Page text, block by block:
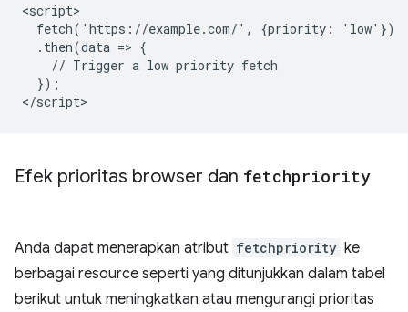
<script>
  fetch('https://example.com/', {priority: 'low'})
  .then(data => {
    // Trigger a low priority fetch
  });
Efek prioritas browser dan fetchpriority
Anda dapat menerapkan atribut fetchpriority ke
berbagai resource seperti yang ditunjukkan dalam tabel
berikut untuk meningkatkan atau mengurangi prioritas